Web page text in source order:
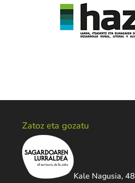
Zatoz eta gozatu
Kale Nagusia, 48